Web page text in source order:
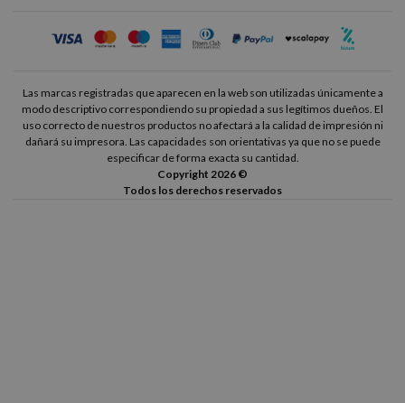
Las marcas registradas que aparecen en la web son utilizadas únicamente a
modo descriptivo correspondiendo su propiedad a sus legítimos dueños. El
uso correcto de nuestros productos no afectará a la calidad de impresión ni
dañará su impresora. Las capacidades son orientativas ya que no se puede
especificar de forma exacta su cantidad.
Copyright 2026 ©
Todos los derechos reservados